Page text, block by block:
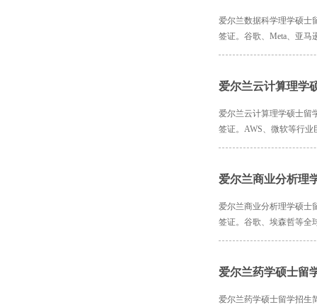
爱尔兰数据科学理学硕士
签证。谷歌、Meta、亚马
爱尔兰云计算理学
爱尔兰云计算理学硕士留
签证。AWS、微软等行
爱尔兰商业分析理
爱尔兰商业分析理学硕士
签证。谷歌、埃森哲等全
爱尔兰药学硕士留
爱尔兰药学硕士留学招生